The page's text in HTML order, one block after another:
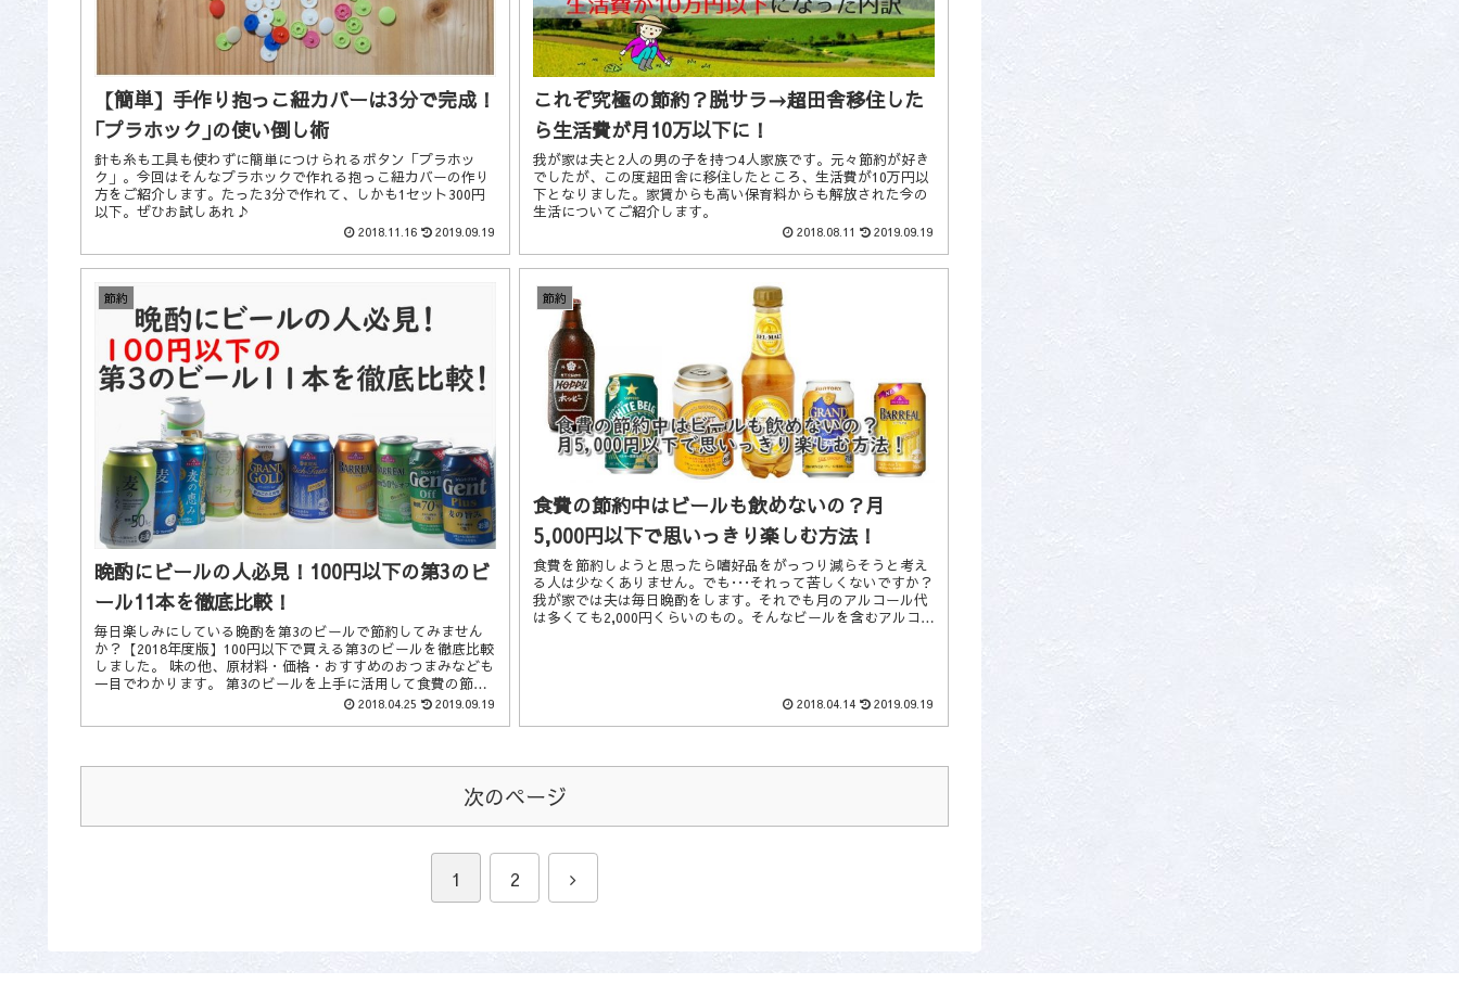
【簡単】手作り抱っこ紐カバーは3分で完成！
｢プラホック｣の使い倒し術
針も糸も工具も使わずに簡単につけられるボタン「プラホッ
ク」。今回はそんなプラホックで作れる抱っこ紐カバーの作り
方をご紹介します。たった3分で作れて、しかも1セット300円
以下。ぜひお試しあれ♪
2018.11.16 2019.09.19
これぞ究極の節約？脱サラ→超田舎移住した
ら生活費が月10万以下に！
我が家は夫と2人の男の子を持つ4人家族です。元々節約が好き
でしたが、この度超田舎に移住したところ、生活費が10万円以
下となりました。家賃からも高い保育料からも解放された今の
生活についてご紹介します。
2018.08.11 2019.09.19
節約
晩酌にビールの人必見！100円以下の第3のビ
ール11本を徹底比較！
毎日楽しみにしている晩酌を第3のビールで節約してみません
か？【2018年度版】100円以下で買える第3のビールを徹底比較
しました。 味の他、原材料・価格・おすすめのおつまみなども
一目でわかります。 第3のビールを上手に活用して食費の節約
2018.04.25 2019.09.19
節約
食費の節約中はビールも飲めないの？月
5,000円以下で思いっきり楽しむ方法！
食費を節約しようと思ったら嗜好品をがっつり減らそうと考え
る人は少なくありません。でも･･･それって苦しくないですか？
我が家では夫は毎日晩酌をします。それでも月のアルコール代
は多くても2,000円くらいのもの。そんなビールを含むアルコー
2018.04.14 2019.09.19
次のページ
1 2